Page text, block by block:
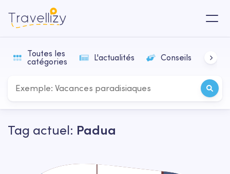
Toutes les
catégories
L'actualités Conseils
Tag actuel: Padua